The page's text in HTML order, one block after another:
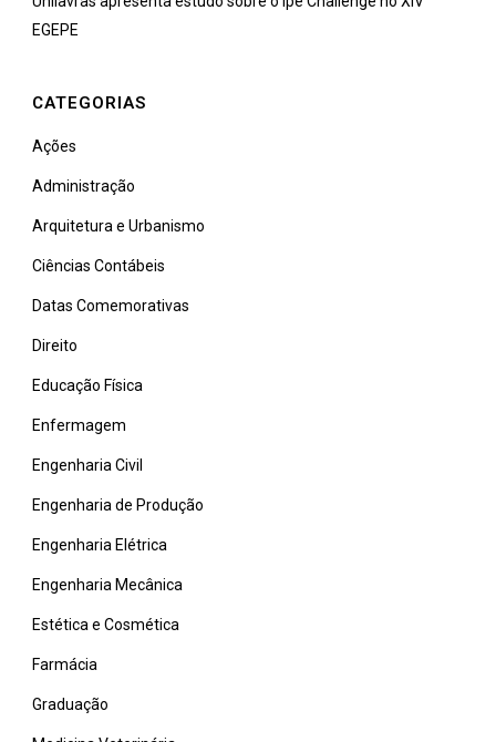
EGEPE
CATEGORIAS
Ações
Administração
Arquitetura e Urbanismo
Ciências Contábeis
Datas Comemorativas
Direito
Educação Física
Enfermagem
Engenharia Civil
Engenharia de Produção
Engenharia Elétrica
Engenharia Mecânica
Estética e Cosmética
Farmácia
Graduação